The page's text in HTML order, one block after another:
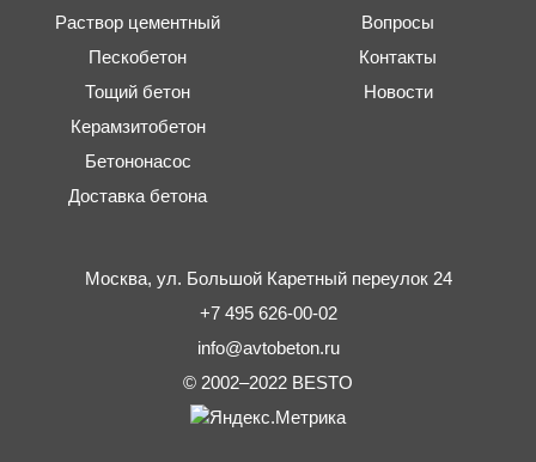
Раствор цементный
Пескобетон
Тощий бетон
Керамзитобетон
Бетононасос
Доставка бетона
Вопросы
Контакты
Новости
Москва, ул. Большой Каретный переулок 24
+7 495 626-00-02
info@avtobeton.ru
© 2002–2022 BESTO